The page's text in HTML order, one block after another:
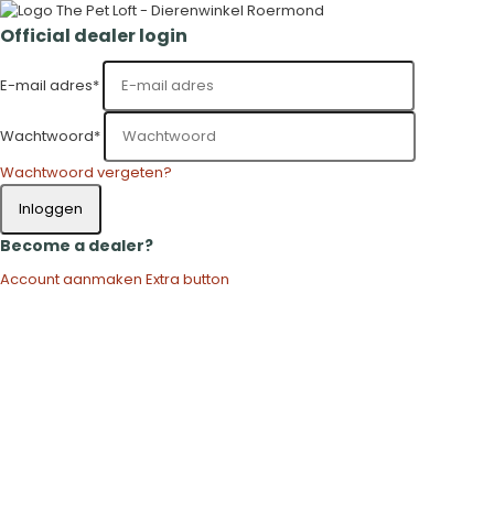
Official dealer login
E-mail adres*
Wachtwoord*
Wachtwoord vergeten?
Inloggen
Become a dealer?
Account aanmaken Extra button